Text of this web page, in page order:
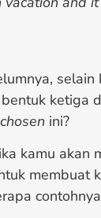
selain
ketiga
chosen ini?
kamu akan
membuat